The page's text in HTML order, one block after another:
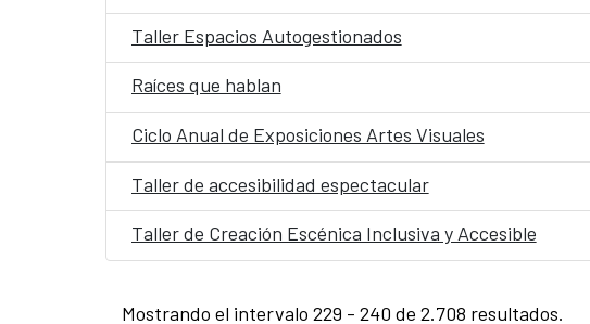
Taller Espacios Autogestionados
Raíces que hablan
Ciclo Anual de Exposiciones Artes Visuales
Taller de accesibilidad espectacular
Taller de Creación Escénica Inclusiva y Accesible
Mostrando el intervalo 229 - 240 de 2.708 resultados.